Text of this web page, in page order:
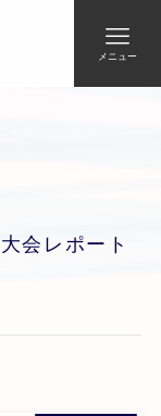
メニュー
大会レポート